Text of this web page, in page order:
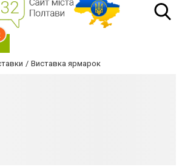
Виставка ярмарок